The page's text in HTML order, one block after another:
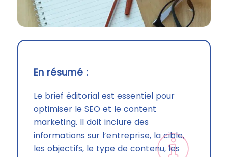
En résumé :
Le brief éditorial est essentiel pour
optimiser le SEO et le content
marketing. Il doit inclure des
informations sur l’entreprise, la cible,
les objectifs, le type de contenu, les